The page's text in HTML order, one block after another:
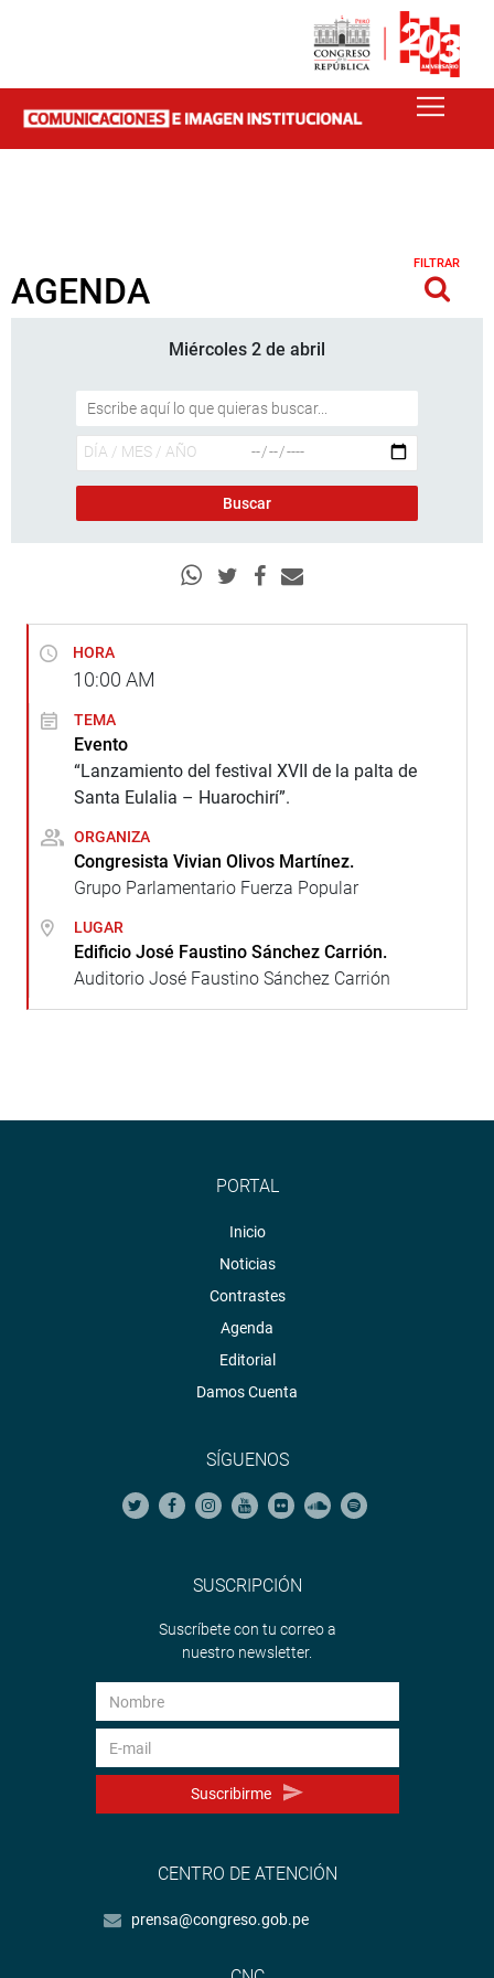
AGENDA
FILTRAR
Miércoles 2 de abril
HORA
10:00 AM
TEMA
Evento
“Lanzamiento del festival XVII de la palta de
Santa Eulalia – Huarochirí”.
ORGANIZA
Congresista Vivian Olivos Martínez.
Grupo Parlamentario Fuerza Popular
LUGAR
Edificio José Faustino Sánchez Carrión.
Auditorio José Faustino Sánchez Carrión
PORTAL
Inicio
Noticias
Contrastes
Agenda
Editorial
Damos Cuenta
SÍGUENOS
SUSCRIPCIÓN
Suscríbete con tu correo a
nuestro newsletter.
Suscribirme
CENTRO DE ATENCIÓN
prensa@congreso.gob.pe